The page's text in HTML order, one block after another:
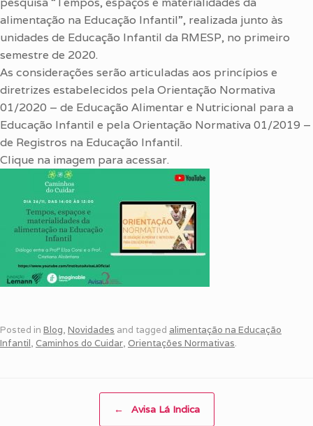
alimentação na Educação Infantil”, realizada junto às
unidades de Educação Infantil da RMESP, no primeiro
semestre de 2020.
As considerações serão articuladas aos princípios e
diretrizes estabelecidos pela Orientação Normativa
01/2020 – de Educação Alimentar e Nutricional para a
Educação Infantil e pela Orientação Normativa 01/2019 –
de Registros na Educação Infantil.
Clique na imagem para acessar.
Posted in Blog, Novidades and tagged alimentação na Educação
Infantil, Caminhos do Cuidar, Orientações Normativas.
← Avisa Lá Indica